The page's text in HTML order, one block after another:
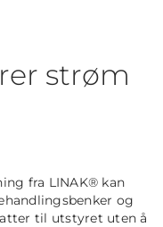
strøm
fra LINAK® kan
og
til utstyret uten å